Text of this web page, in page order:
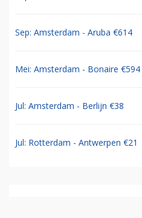
Sep: Amsterdam - Aruba €614
Mei: Amsterdam - Bonaire €594
Jul: Amsterdam - Berlijn €38
Jul: Rotterdam - Antwerpen €21